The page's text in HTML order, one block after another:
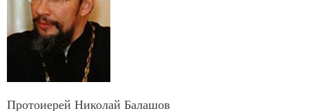
Протоиерей Николай Балашов